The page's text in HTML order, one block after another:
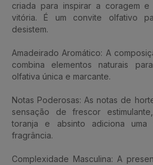
criada para inspirar a coragem
vitória. É um convite olfativo
desistem.
Amadeirado Aromático: A
combina elementos naturais
olfativa única e marcante.
Notas Poderosas: As notas de
sensação de frescor
toranja e absinto adiciona uma
fragrância.
Complexidade Masculina: A